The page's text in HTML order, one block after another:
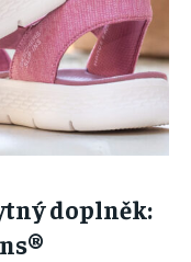
doplněk: